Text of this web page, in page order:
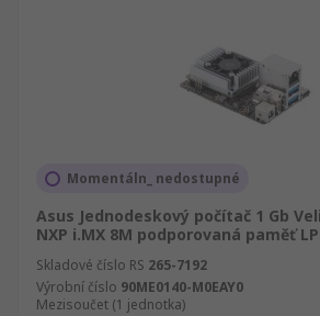
Momentáln_ nedostupné
Asus Jednodeskový počítač 1 Gb
NXP i.MX 8M podporovaná paměť
Skladové číslo RS 265-7192
Výrobní číslo 90ME0140-M0EAY0
Mezisoučet (1 jednotka)